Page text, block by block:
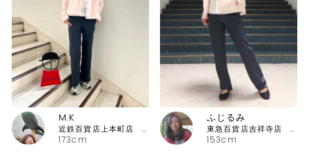
173cm
M.K
近鉄百貨店上本町店 ピッコーネ・ピッコーネクラブ
153cm
ふじるみ
東急百貨店吉祥寺店 ピッコーネ